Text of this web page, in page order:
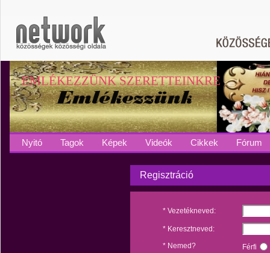
EMLÉKEZZÜNK SZERETTEINKRE
Nyitó Tagok Képek Videók Cikkek Fórum
Regisztráció
* Vezetékneved:
* Keresztneved:
* Nemed?
Férfi